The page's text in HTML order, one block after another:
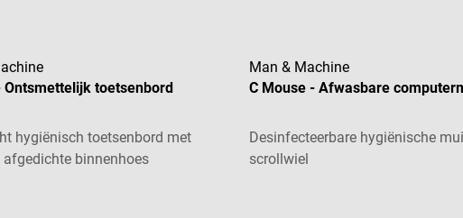
Ontsmettelijk toetsenbord
hygiënisch toetsenbord met
afgedichte binnenhoes
Man & Machine
C Mouse - Afwasbare
Desinfecteerbare hygiënische
scrollwiel